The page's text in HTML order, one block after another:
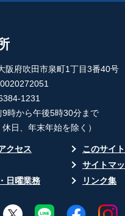
府吹田市泉町1丁目3番40号
1231
9時から午後5時30分まで
休日、年末年始を除く）
クセス
このサイ
サイトマ
日曜業務
リンク集